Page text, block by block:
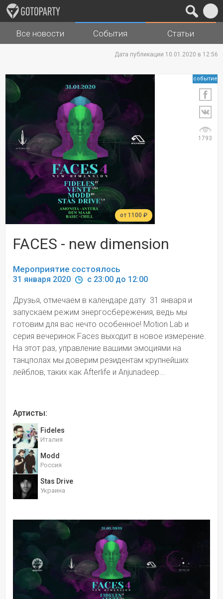
Города Музыка
Все новости События Статьи
Дата публикации 10.01.2020 в 12:56
от 1100 ₽
событие
1793
FACES - new dimension
Мероприятие состоялось
31 января 2020 c 23:00 до 12:00
Друзья, отмечаем в календаре дату  31 января и
запускаем режим энергосбережения, ведь мы
готовим для вас нечто особенное! Motion Lab и
серия вечеринок Faces выходит в новое измерение.
На этот раз, управление вашими эмоциями на
танцполах мы доверим резидентам крупнейших
лейблов, таких как Afterlife и Anjunadeep...
Артисты:
Fideles
Италия
Modd
Россия
Stas Drive
Украина